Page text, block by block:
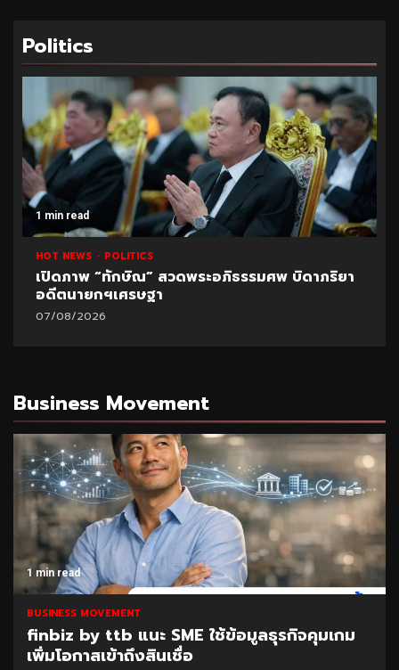
Politics
1 min read
HOT NEWS POLITICS
เปิดภาพ “ทักษิณ” สวดพระอภิธรรมศพ บิดาภริยา
อดีตนายกฯเศรษฐา
07/08/2026
Business Movement
1 min read
BUSINESS MOVEMENT
finbiz by ttb แนะ SME ใช้ข้อมูลธุรกิจคุมเกม
เพิ่มโอกาสเข้าถึงสินเชื่อ